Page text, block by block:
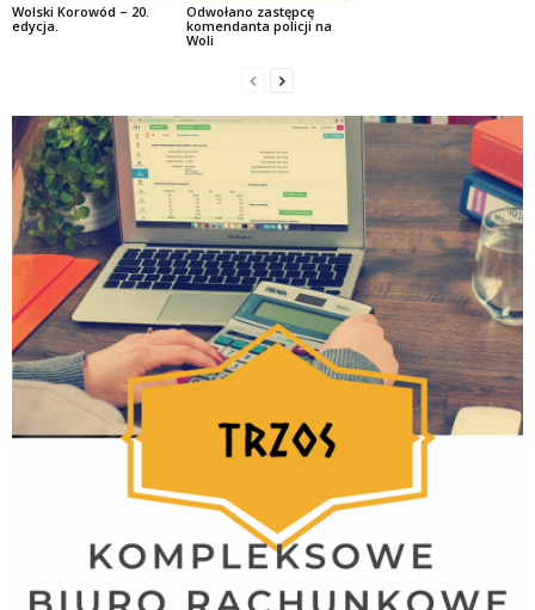
Wolski Korowód – 20.
edycja.
Odwołano zastępcę
komendanta policji na
Woli